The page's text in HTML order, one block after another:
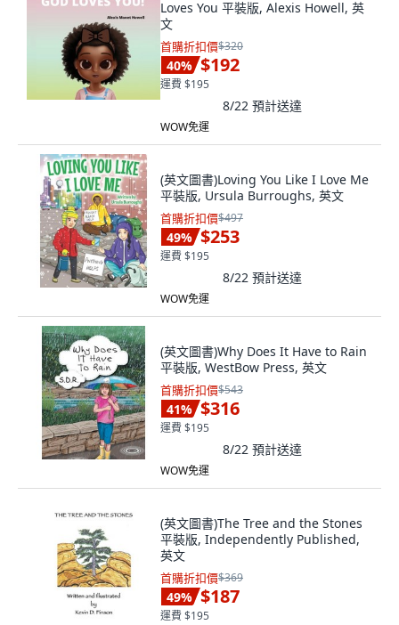
Loves You 平裝版, Alexis Howell, 英
文
首購折扣價$320
40% $192
運費 $195
8/22 預計送達
WOW免運
(英文圖書)Loving You Like I Love Me
平裝版, Ursula Burroughs, 英文
首購折扣價$497
49% $253
運費 $195
8/22 預計送達
WOW免運
(英文圖書)Why Does It Have to Rain
平裝版, WestBow Press, 英文
首購折扣價$543
41% $316
運費 $195
8/22 預計送達
WOW免運
(英文圖書)The Tree and the Stones
平裝版, Independently Published,
英文
首購折扣價$369
49% $187
運費 $195